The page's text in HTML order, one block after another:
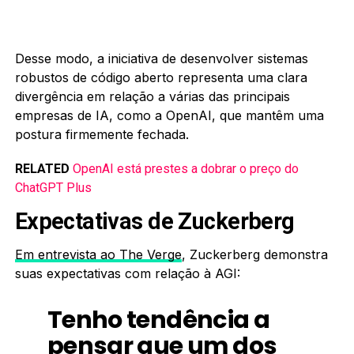
Desse modo, a iniciativa de desenvolver sistemas
robustos de código aberto representa uma clara
divergência em relação a várias das principais
empresas de IA, como a OpenAI, que mantêm uma
postura firmemente fechada.
RELATED OpenAI está prestes a dobrar o preço do
ChatGPT Plus
Expectativas de Zuckerberg
Em entrevista ao The Verge, Zuckerberg demonstra
suas expectativas com relação à AGI:
Tenho tendência a
pensar que um dos